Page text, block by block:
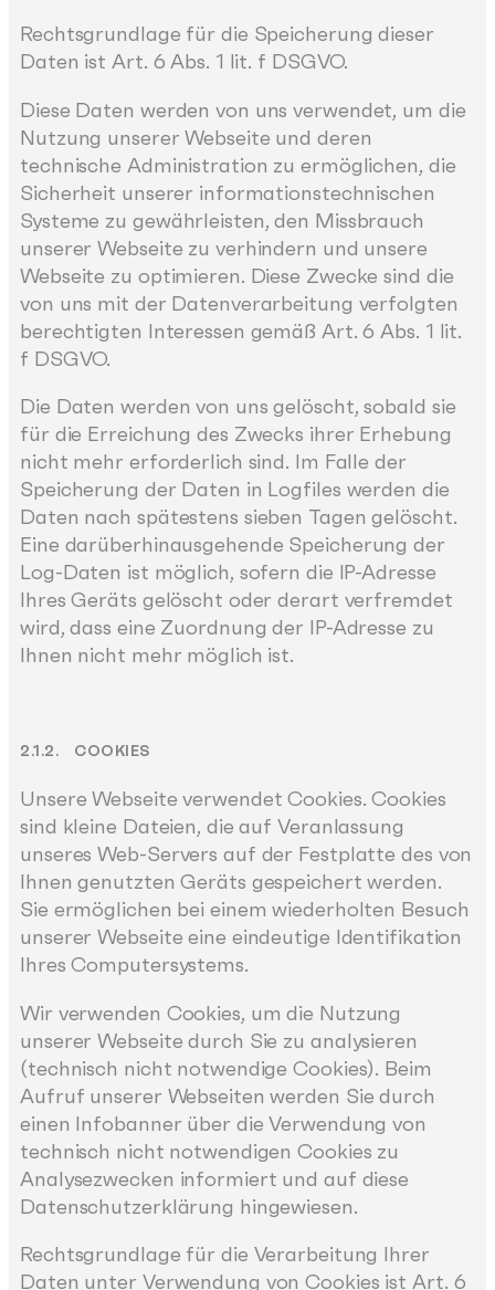
Rechtsgrundlage für die Speicherung dieser
Daten ist Art. 6 Abs. 1 lit. f DSGVO.
Diese Daten werden von uns verwendet, um die
Nutzung unserer Webseite und deren
technische Administration zu ermöglichen, die
Sicherheit unserer informationstechnischen
Systeme zu gewährleisten, den Missbrauch
unserer Webseite zu verhindern und unsere
Webseite zu optimieren. Diese Zwecke sind die
von uns mit der Datenverarbeitung verfolgten
berechtigten Interessen gemäß Art. 6 Abs. 1 lit.
f DSGVO.
Die Daten werden von uns gelöscht, sobald sie
für die Erreichung des Zwecks ihrer Erhebung
nicht mehr erforderlich sind. Im Falle der
Speicherung der Daten in Logfiles werden die
Daten nach spätestens sieben Tagen gelöscht.
Eine darüberhinausgehende Speicherung der
Log-Daten ist möglich, sofern die IP-Adresse
Ihres Geräts gelöscht oder derart verfremdet
wird, dass eine Zuordnung der IP-Adresse zu
Ihnen nicht mehr möglich ist.
2.1.2. COOKIES
Unsere Webseite verwendet Cookies. Cookies
sind kleine Dateien, die auf Veranlassung
unseres Web-Servers auf der Festplatte des von
Ihnen genutzten Geräts gespeichert werden.
Sie ermöglichen bei einem wiederholten Besuch
unserer Webseite eine eindeutige Identifikation
Ihres Computersystems.
Wir verwenden Cookies, um die Nutzung
unserer Webseite durch Sie zu analysieren
(technisch nicht notwendige Cookies). Beim
Aufruf unserer Webseiten werden Sie durch
einen Infobanner über die Verwendung von
technisch nicht notwendigen Cookies zu
Analysezwecken informiert und auf diese
Datenschutzerklärung hingewiesen.
Rechtsgrundlage für die Verarbeitung Ihrer
Daten unter Verwendung von Cookies ist Art. 6